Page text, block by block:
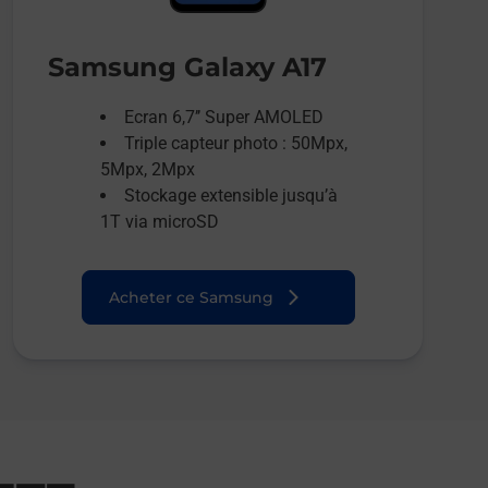
Samsung Galaxy A17
Ecran 6,7’’ Super AMOLED
Triple capteur photo : 50Mpx,
5Mpx, 2Mpx
Stockage extensible jusqu’à
1T via microSD
Acheter ce Samsung